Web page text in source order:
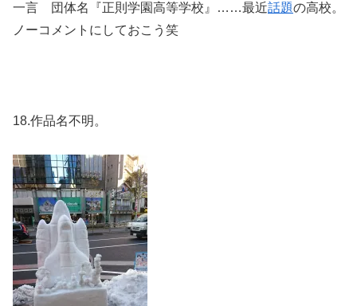
一言 団体名『正則学園高等学校』……最近話題の高校。
ノーコメントにしておこう笑
18.作品名不明。